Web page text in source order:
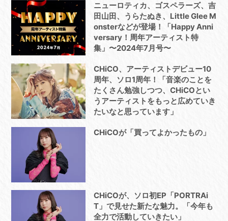
ニューロティカ、ゴスペラーズ、吉
田山田、うらたぬき、Little Glee M
onsterなどが登場！「Happy Anni
versary！周年アーティスト特
集」〜2024年7月号〜
CHiCO、アーティストデビュー10
周年、ソロ1周年！「音楽のことを
たくさん勉強しつつ、CHiCOとい
うアーティストをもっと広めていき
たいなと思っています」
CHiCOが「買ってよかったもの」
CHiCOが、ソロ初EP「PORTRAi
T」で見せた新たな魅力。「今年も
全力で活動していきたい」